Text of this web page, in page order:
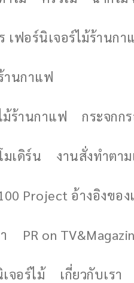
เฟอร์นิเจอร์ไม้ร้านกา
านกาแฟ
ม้ร้านกาแฟ กระจกก
มเดิร์น งานสั่งทำตา
Project อ้างอิงของ
PR on
จอร์ไม้ เกี่ยวกับเรา